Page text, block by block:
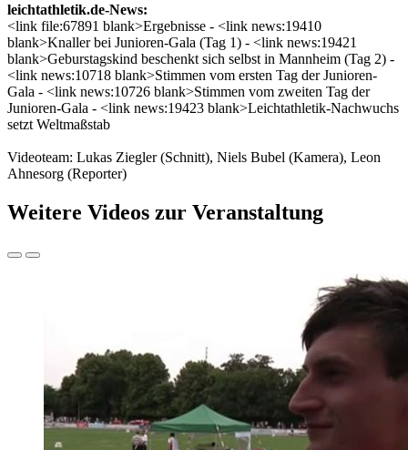
leichtathletik.de-News:
<link file:67891 blank>Ergebnisse - <link news:19410
blank>Knaller bei Junioren-Gala (Tag 1) - <link news:19421
blank>Geburstagskind beschenkt sich selbst in Mannheim (Tag 2) -
<link news:10718 blank>Stimmen vom ersten Tag der Junioren-
Gala - <link news:10726 blank>Stimmen vom zweiten Tag der
Junioren-Gala - <link news:19423 blank>Leichtathletik-Nachwuchs
setzt Weltmaßstab
Videoteam: Lukas Ziegler (Schnitt), Niels Bubel (Kamera), Leon
Ahnesorg (Reporter)
Weitere Videos zur Veranstaltung